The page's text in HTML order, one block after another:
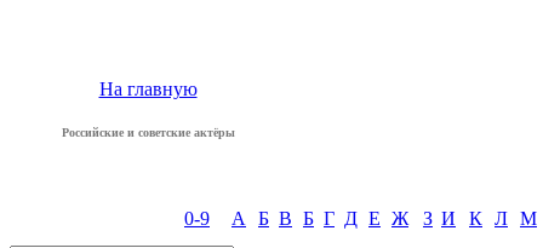
На главную
Российские и советские актёры
0-9 А Б В Б Г Д Е Ж З И К Л М